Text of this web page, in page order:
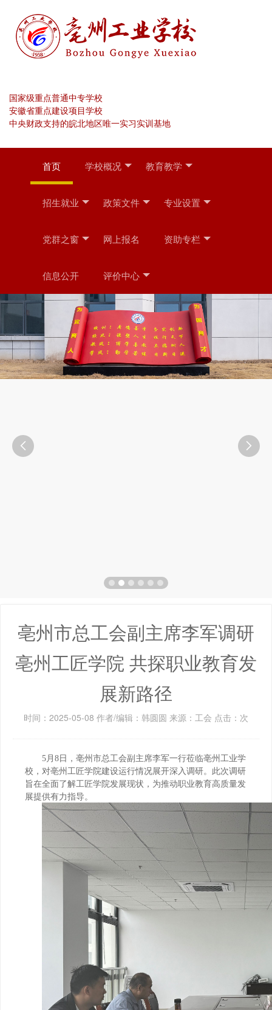
国家级重点普通中专学校
安徽省重点建设项目学校
中央财政支持的皖北地区唯一实习实训基地
首页 学校概况 教育教学
招生就业 政策文件 专业设置
党群之窗 网上报名 资助专栏
信息公开 评价中心
 
亳州市总工会副主席李军调研
亳州工匠学院 共探职业教育发
展新路径
时间：2025-05-08 作者/编辑：韩圆圆 来源：工会 点击： 次
5月8日，亳州市总工会副主席李军一行莅临亳州工业学
校，对亳州工匠学院建设运行情况展开深入调研。此次调研
旨在全面了解工匠学院发展现状，为推动职业教育高质量发
展提供有力指导。